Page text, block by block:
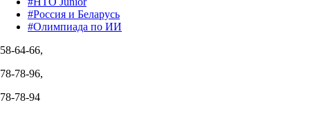
#Россия и Беларусь
#Олимпиада по ИИ
58-64-66,
78-78-96,
78-78-94